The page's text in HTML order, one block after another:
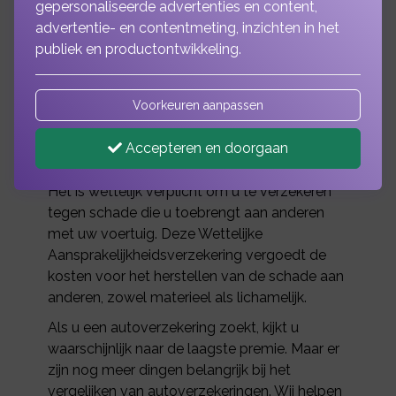
en veel onderweg.
Dit zorgt dagelijks voor ongevallen. Soms
met ernstige gevolgen, maar gelukkig vaak
ook met alleen materiële schade. Een schade
kan al snel in de papieren lopen, voor uzelf en
Het is wettelijk verplicht om u te verzekeren
tegen schade die u toebrengt aan anderen
met uw voertuig. Deze Wettelijke
Aansprakelijkheidsverzekering vergoedt de
kosten voor het herstellen van de schade aan
anderen, zowel materieel als lichamelijk.
Als u een autoverzekering zoekt, kijkt u
waarschijnlijk naar de laagste premie. Maar er
zijn nog meer dingen belangrijk bij het
vergelijken van autoverzekeringen. Wij helpen
gepersonaliseerde advertenties en content,
advertentie- en contentmeting, inzichten in het
publiek en productontwikkeling.
Voorkeuren aanpassen
Accepteren en doorgaan